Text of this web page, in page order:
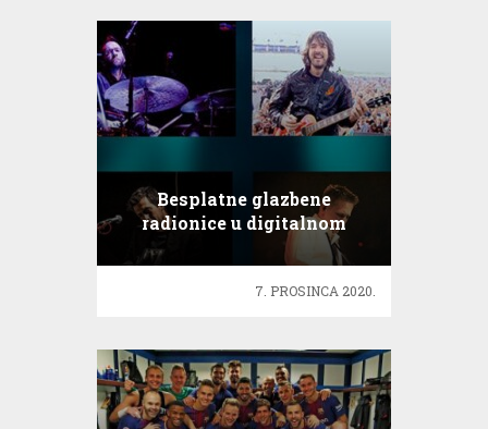
Besplatne glazbene
radionice u digitalnom
online formatu
7. PROSINCA 2020.